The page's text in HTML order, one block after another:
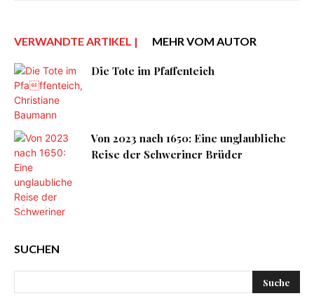
VERWANDTE ARTIKEL | MEHR VOM AUTOR
Die Tote im Pfaffenteich
Von 2023 nach 1650: Eine unglaubliche
Reise der Schweriner Brüder
SUCHEN